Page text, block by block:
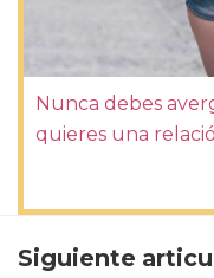
Nunca debes
quieres una
Siguiente